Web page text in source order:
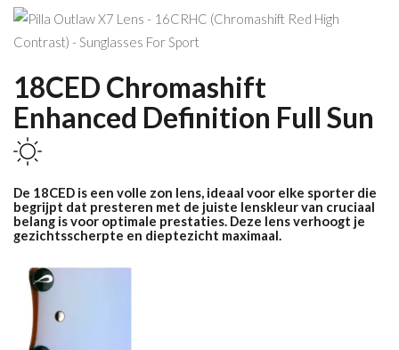
18CED Chromashift
Enhanced Definition Full Sun
De 18CED is een volle zon lens, ideaal voor elke sporter die
begrijpt dat presteren met de juiste lenskleur van cruciaal
belang is voor optimale prestaties. Deze lens verhoogt je
gezichtsscherpte en dieptezicht maximaal.